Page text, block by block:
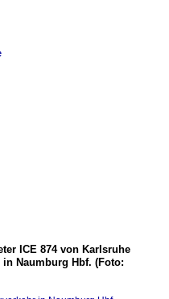
ICE 874 von Karlsruhe
in Naumburg Hbf. (Foto: